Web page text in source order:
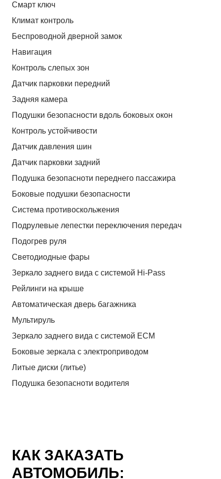
Смарт ключ
Климат контроль
Беспроводной дверной замок
Навигация
Контроль слепых зон
Датчик парковки передний
Задняя камера
Подушки безопасности вдоль боковых окон
Контроль устойчивости
Датчик давления шин
Датчик парковки задний
Подушка безопасноти переднего пассажира
Боковые подушки безопасности
Система противоскольжения
Подрулевые лепестки переключения передач
Подогрев руля
Светодиодные фары
Зеркало заднего вида с системой Hi-Pass
Рейлинги на крыше
Автоматическая дверь багажника
Мультируль
Зеркало заднего вида с системой ЕСМ
Боковые зеркала с электроприводом
Литые диски (литье)
Подушка безопасноти водителя
КАК ЗАКАЗАТЬ
АВТОМОБИЛЬ: